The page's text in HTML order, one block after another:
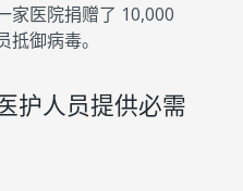
家医院捐赠了 10,000
御病毒。
护人员提供必需